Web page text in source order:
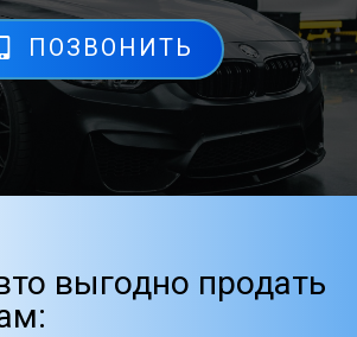
ПОЗВОНИТЬ
выгодно продать